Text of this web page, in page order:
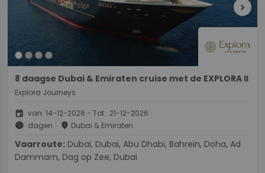
chevron_right
8 daagse Dubai & Emiraten cruise met de EXPLORA II
Explora Journeys
event van: 14-12-2026 - Tot: 21-12-2026
schedule dagen place Dubai & Emiraten
Vaarroute:
Dammam, Dag op Zee, Dubai